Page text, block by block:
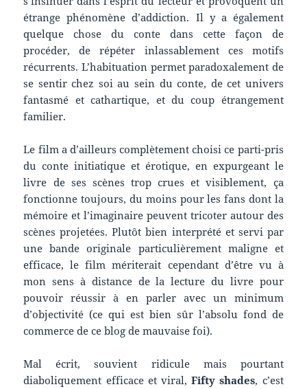
étrange phénomène d’addiction. Il y a également
quelque chose du conte dans cette façon de
procéder, de répéter inlassablement ces motifs
récurrents. L’habituation permet paradoxalement de
se sentir chez soi au sein du conte, de cet univers
fantasmé et cathartique, et du coup étrangement
familier.
Le film a d’ailleurs complètement choisi ce parti-pris
du conte initiatique et érotique, en expurgeant le
livre de ses scènes trop crues et visiblement, ça
fonctionne toujours, du moins pour les fans dont la
mémoire et l’imaginaire peuvent tricoter autour des
scènes projetées. Plutôt bien interprété et servi par
une bande originale particulièrement maligne et
efficace, le film mériterait cependant d’être vu à
mon sens à distance de la lecture du livre pour
pouvoir réussir à en parler avec un minimum
d’objectivité (ce qui est bien sûr l’absolu fond de
commerce de ce blog de mauvaise foi).
Mal écrit, souvient ridicule mais pourtant
diaboliquement efficace et viral,Fifty shades, c’est